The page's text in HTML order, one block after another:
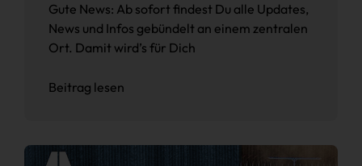
Gute News: Ab sofort findest Du alle Updates,
News und Infos gebündelt an einem zentralen
Ort. Damit wird’s für Dich
Beitrag lesen